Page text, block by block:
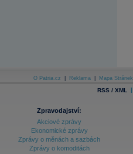
O Patria.cz Reklama Mapa Stránek
RSS / XML |
Zpravodajství:
Akciové zprávy
Ekonomické zprávy
Zprávy o měnách a sazbách
Zprávy o komoditách